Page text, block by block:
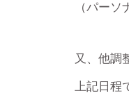
（パー
又、他調
上記日程